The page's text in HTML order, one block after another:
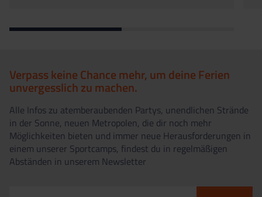
Verpass keine Chance mehr, um deine Ferien
unvergesslich zu machen.
Alle Infos zu atemberaubenden Partys, unendlichen Strände
in der Sonne, neuen Metropolen, die dir noch mehr
Möglichkeiten bieten und immer neue Herausforderungen in
einem unserer Sportcamps, findest du in regelmäßigen
Abständen in unserem Newsletter